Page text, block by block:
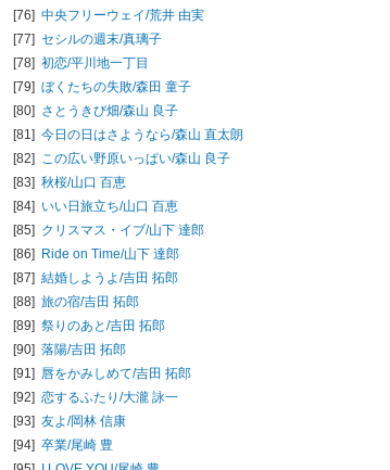
[76] 中央フリーウェイ/荒井 由実
[77] セシルの週末/真璃子
[78] 初恋/平川地一丁目
[79] ぼくたちの失敗/森田 童子
[80] さとうきび畑/森山 良子
[81] 今日の日はさようなら/森山 直太朗
[82] この広い野原いっぱい/森山 良子
[83] 秋桜/山口 百恵
[84] いい日旅立ち/山口 百恵
[85] クリスマス・イブ/山下 達郎
[86] Ride on Time/山下 達郎
[87] 結婚しようよ/吉田 拓郎
[88] 旅の宿/吉田 拓郎
[89] 祭りのあと/吉田 拓郎
[90] 落陽/吉田 拓郎
[91] 唇をかみしめて/吉田 拓郎
[92] 恋するふたり/大瀧 詠一
[93] 友よ/岡林 信康
[94] 卒業/尾崎 豊